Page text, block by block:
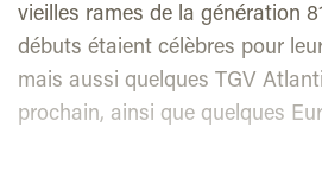
vieilles rames de la génération
débuts étaient célèbres pour
mais aussi quelques TGV
prochain, ainsi que quelques